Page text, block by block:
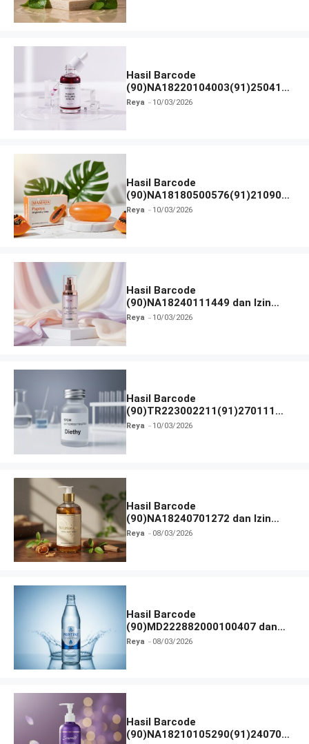
Hasil Barcode
(90)NA18220104003(91)250418
dan Izin BPOM
Reya 10/03/2026
Hasil Barcode
(90)NA18180500576(91)210906
dan Izin BPOM
Reya 10/03/2026
Hasil Barcode
(90)NA18240111449 dan Izin
BPOM
Reya 10/03/2026
Hasil Barcode
(90)TR223002211(91)270111
dan Izin BPOM
Reya 10/03/2026
Hasil Barcode
(90)NA18240701272 dan Izin
BPOM
Reya 08/03/2026
Hasil Barcode
(90)MD222882000100407 dan
Izin BPOM
Reya 08/03/2026
Hasil Barcode
(90)NA18210105290(91)240703